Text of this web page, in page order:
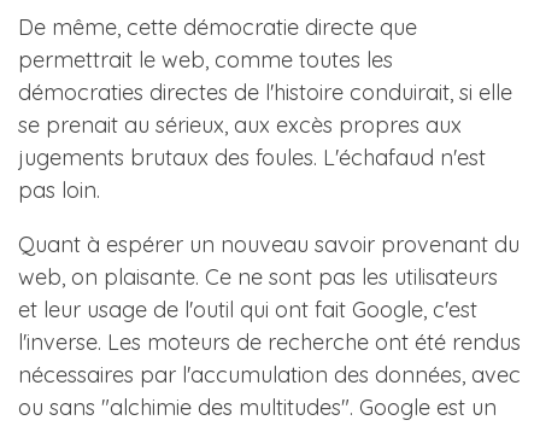
De même, cette démocratie directe que
permettrait le web, comme toutes les
démocraties directes de l'histoire conduirait, si elle
se prenait au sérieux, aux excès propres aux
jugements brutaux des foules. L'échafaud n'est
pas loin.
Quant à espérer un nouveau savoir provenant du
web, on plaisante. Ce ne sont pas les utilisateurs
et leur usage de l'outil qui ont fait Google, c'est
l'inverse. Les moteurs de recherche ont été rendus
nécessaires par l'accumulation des données, avec
ou sans "alchimie des multitudes". Google est un